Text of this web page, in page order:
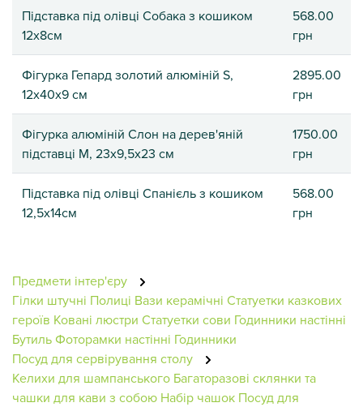
Підставка під олівці Собака з кошиком
12х8см
568.00
грн
Фігурка Гепард золотий алюміній S,
12х40х9 см
2895.00
грн
Фігурка алюміній Слон на дерев'яній
підставці M, 23х9,5х23 см
1750.00
грн
Підставка під олівці Спанієль з кошиком
12,5х14см
568.00
грн
Предмети інтер'єру
Гілки штучні Полиці Вази керамічні Статуетки казкових
героїв Ковані люстри Статуетки сови Годинники настінні
БутильФоторамки настінні Годинники
Посуд для сервірування столу
Келихи для шампанського Багаторазові склянки та
чашки для кави з собою Набір чашок Посуд для